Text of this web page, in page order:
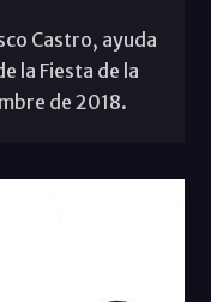
Castro, ayuda
la Fiesta de la
de 2018.